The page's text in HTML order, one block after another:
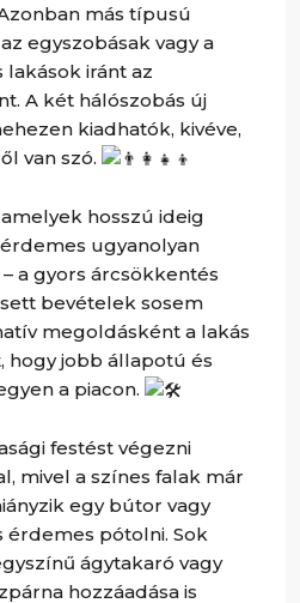
más típusú
egyszobásak vagy a
lakások iránt az
A két hálószobás új
kiadhatók, kivéve,
van szó.
hosszú ideig
ugyanolyan
a gyors árcsökkentés
bevételek sosem
megoldásként a lakás
hogy jobb állapotú és
a piacon.
festést végezni
mivel a színes falak már
egy bútor vagy
érdemes pótolni. Sok
ágytakaró vagy
hozzáadása is